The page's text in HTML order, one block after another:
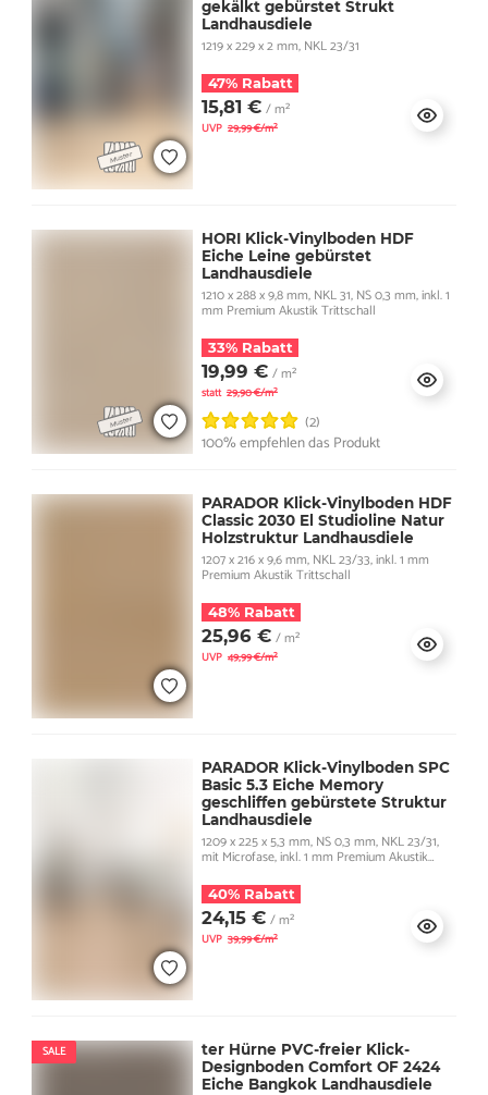
gekälkt gebürstet Strukt
Landhausdiele
1219 x 229 x 2 mm, NKL 23/31
47% Rabatt
15,81 € / m²
UVP 29,99 €/m²
HORI Klick-Vinylboden HDF
Eiche Leine gebürstet
Landhausdiele
1210 x 288 x 9,8 mm, NKL 31, NS 0,3 mm, inkl. 1
mm Premium Akustik Trittschall
33% Rabatt
19,99 € / m²
statt 29,90 €/m²
(2)
100% empfehlen das Produkt
PARADOR Klick-Vinylboden HDF
Classic 2030 El Studioline Natur
Holzstruktur Landhausdiele
1207 x 216 x 9,6 mm, NKL 23/33, inkl. 1 mm
Premium Akustik Trittschall
48% Rabatt
25,96 € / m²
UVP 49,99 €/m²
PARADOR Klick-Vinylboden SPC
Basic 5.3 Eiche Memory
geschliffen gebürstete Struktur
Landhausdiele
1209 x 225 x 5,3 mm, NS 0,3 mm, NKL 23/31,
mit Microfase, inkl. 1 mm Premium Akustik
40% Rabatt
24,15 € / m²
UVP 39,99 €/m²
SALE
ter Hürne PVC-freier Klick-
Designboden Comfort OF 2424
Eiche Bangkok Landhausdiele